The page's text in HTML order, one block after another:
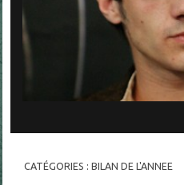
CATÉGORIES : BILAN DE L'ANNEE